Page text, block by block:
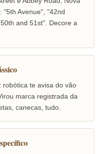
"5th Avenue", "42nd
and 51st". Decore a
robótica te avisa do vão
marca registrada da
canecas, tudo.